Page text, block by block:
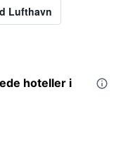
Lufthavn
hoteller i